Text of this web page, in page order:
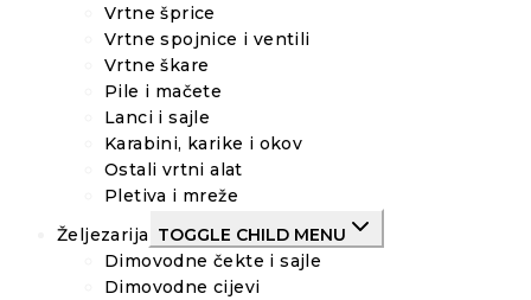
Vrtne šprice
Vrtne spojnice i ventili
Vrtne škare
Pile i mačete
Lanci i sajle
Karabini, karike i okov
Ostali vrtni alat
Pletiva i mreže
Željezarija TOGGLE CHILD MENU
Dimovodne čekte i sajle
Dimovodne cijevi